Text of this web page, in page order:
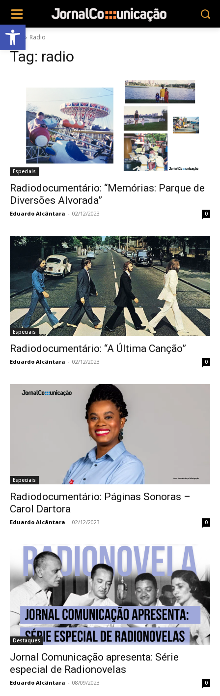
Abrir a barra de ferramentas
Tags Radio
Tag: radio
Especiais
Radiodocumentário: “Memórias: Parque de
Diversões Alvorada”
Eduardo Alcântara - 02/12/2023 0
Especiais
Radiodocumentário: “A Última Canção”
Eduardo Alcântara - 02/12/2023 0
Especiais
Radiodocumentário: Páginas Sonoras –
Carol Dartora
Eduardo Alcântara - 02/12/2023 0
Destaques
Jornal Comunicação apresenta: Série
especial de Radionovelas
Eduardo Alcântara - 08/09/2023 0